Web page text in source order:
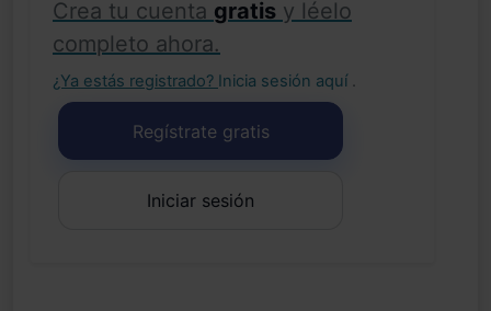
Crea tu cuenta gratis y léelo
completo ahora.
¿Ya estás registrado? Inicia sesión aquí .
Regístrate gratis
Iniciar sesión